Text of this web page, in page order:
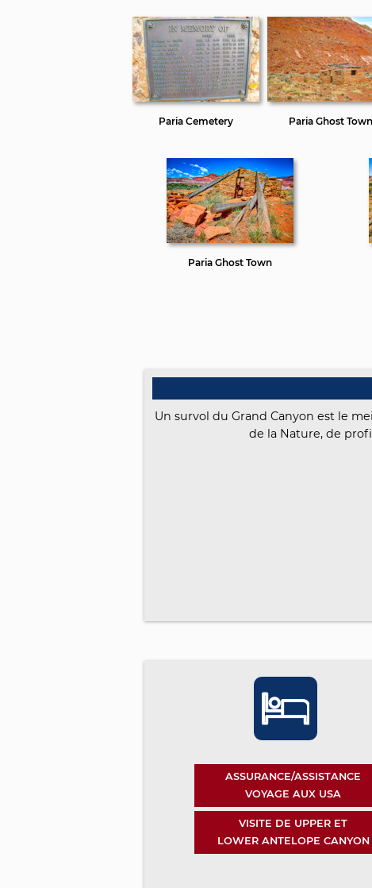
Paria Cemetery Paria Ghost Town
Paria Ghost Town
Un survol du Grand Canyon est le
de la Nature, de
ASSURANCE/ASSISTANCE
VOYAGE AUX USA
VISITE DE UPPER ET
LOWER ANTELOPE CANYON